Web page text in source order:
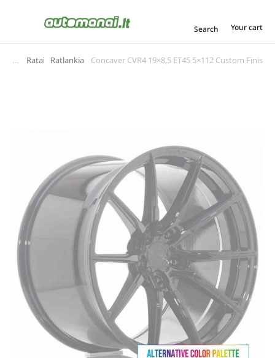
Search Your cart
You are here:
Ratai Ratlankiai Concaver CVR4 19×8,5 ET45 5×112 Custom Finish